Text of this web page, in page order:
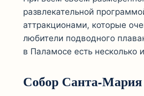
развлекательной
аттракционами, которые
любители подводного
в Паламосе есть несколько
Собор Санта-Мария